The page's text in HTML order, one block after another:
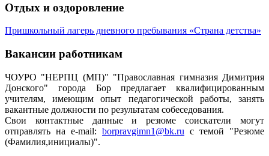
Отдых и оздоровление
Пришкольный лагерь дневного пребывания «Страна детства»
Вакансии работникам
ЧОУРО "НЕРПЦ (МП)" "Православная гимназия Димитрия
Донского" города Бор предлагает квалифицированным
учителям, имеющим опыт педагогической работы, занять
вакантные должности по результатам собеседования.
Свои контактные данные и резюме соискатели могут
отправлять на e-mail: borpravgimn1@bk.ru с темой "Резюме
(Фамилия,инициалы)".